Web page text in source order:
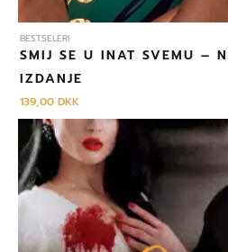
BESTSELERI
SMIJ SE U INAT SVEMU –
IZDANJE
139,00DKK